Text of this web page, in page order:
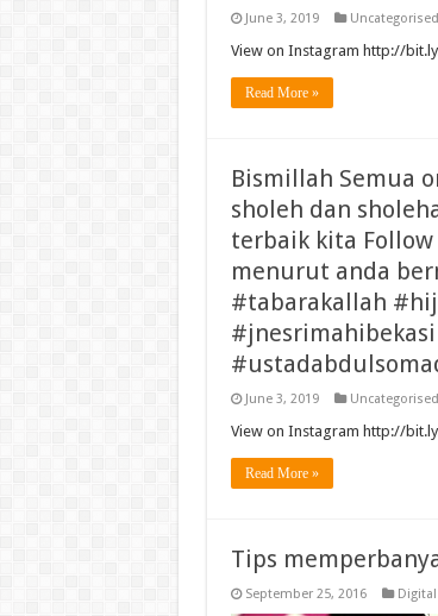
June 3, 2019 Uncategorised
View on Instagram http://
Read More »
Bismillah Semua
sholeh dan
terbaik kita
menurut anda
#tabarakallah
June 3, 2019 Uncategorised
View on Instagram http://
Read More »
Tips
September 25, 2016